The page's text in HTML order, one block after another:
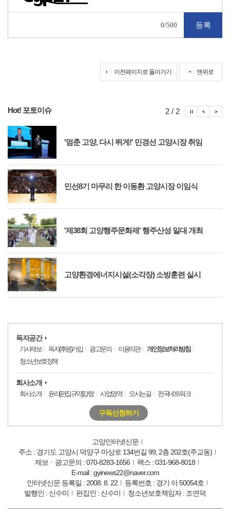
0/500
이전페이지로 돌아가기 맨위로
Hot! 포토이슈
'멈춘 고양, 다시 뛰게!' 민경선 고양시장 취임
민선8기 마무리 한 이동환 고양시장 이임식
'제38회 고양행주문화제' 행주산성 일대 개최
고양환경에너지시설(소각장) 소방훈련 실시
2 / 2 포
포토이
독자공간
기사제보 독자(후원)가입 광고문의 이용약관
개인정보처리방침
청소년보호정책
회사소개
회사소개 윤리(편집규약)강령 사업영역 오시는길 전국네트워크
구독신청하기
고양인터넷신문
주소 : 경기도 고양시 덕양구 마상로 134번길 99, 2층 202호(주교동)
제보ㆍ광고문의 : 070-8283-1656
팩스 : 031-968-8018
E-mail : gyinews22@naver.com
인터넷신문 등록일 : 2008. 8. 22
등록번호 : 경기 아 50054호
발행인 : 신수미
편집인 : 신수미 청소년보호책임자 : 조연덕